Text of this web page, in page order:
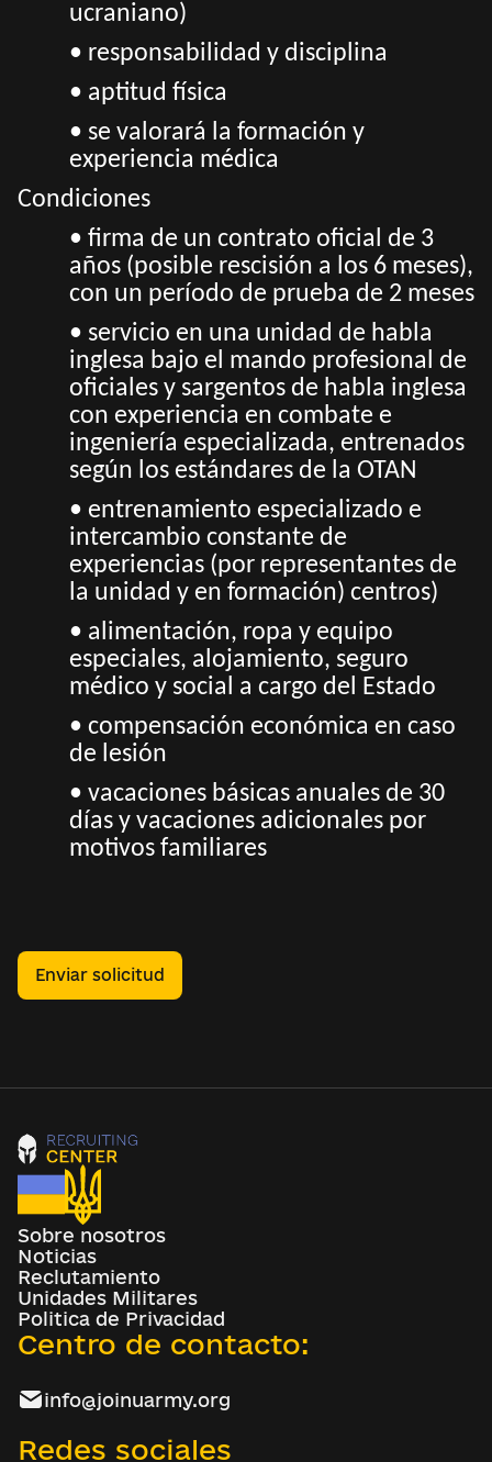
ucraniano)
• responsabilidad y disciplina
• aptitud física
• se valorará la formación y
experiencia médica
Condiciones
• firma de un contrato oficial de 3
años (posible rescisión a los 6 meses),
con un período de prueba de 2 meses
• servicio en una unidad de habla
inglesa bajo el mando profesional de
oficiales y sargentos de habla inglesa
con experiencia en combate e
ingeniería especializada, entrenados
según los estándares de la OTAN
• entrenamiento especializado e
intercambio constante de
experiencias (por representantes de
la unidad y en formación) centros)
• alimentación, ropa y equipo
especiales, alojamiento, seguro
médico y social a cargo del Estado
• compensación económica en caso
de lesión
• vacaciones básicas anuales de 30
días y vacaciones adicionales por
motivos familiares
Enviar solicitud
Sobre nosotros
Noticias
Reclutamiento
Unidades Militares
Politica de Privacidad
Centro de contacto:
info@joinuarmy.org
Redes sociales